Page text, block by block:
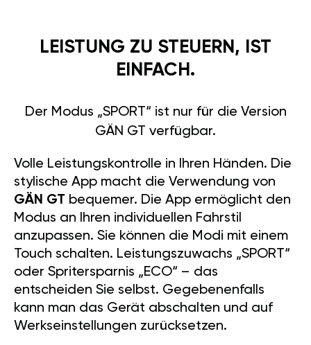
LEISTUNG ZU STEUERN, IST
EINFACH.
Der Modus „SPORT“ ist nur für die Version
GÄN GT verfügbar.
Volle Leistungskontrolle in Ihren Händen. Die
stylische App macht die Verwendung von
GÄN GT bequemer. Die App ermöglicht den
Modus an Ihren individuellen Fahrstil
anzupassen. Sie können die Modi mit einem
Touch schalten. Leistungszuwachs „SPORT“
oder Spritersparnis „ECO“ – das
entscheiden Sie selbst. Gegebenenfalls
kann man das Gerät abschalten und auf
Werkseinstellungen zurücksetzen.